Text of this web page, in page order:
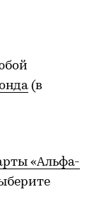
(в
«Альфа-